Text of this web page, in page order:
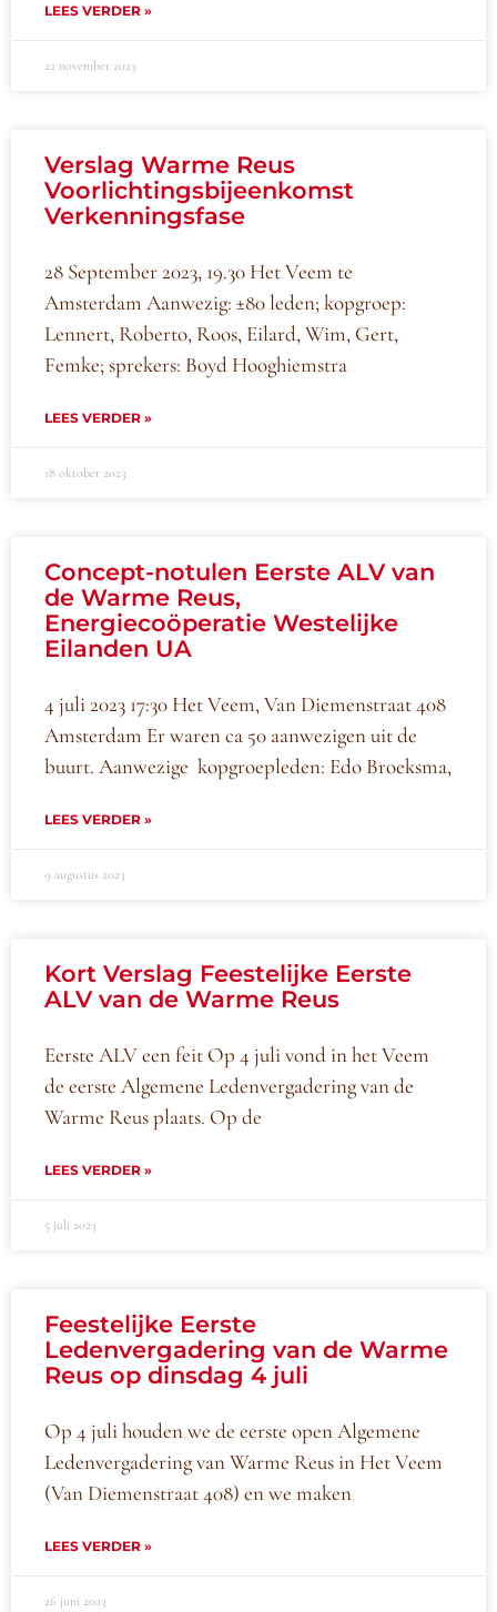
LEES VERDER »
22 november 2023
Verslag Warme Reus
Voorlichtingsbijeenkomst
Verkenningsfase
28 September 2023, 19.30 Het Veem te
Amsterdam Aanwezig: ±80 leden; kopgroep:
Lennert, Roberto, Roos, Eilard, Wim, Gert,
Femke; sprekers: Boyd Hooghiemstra
LEES VERDER »
18 oktober 2023
Concept-notulen Eerste ALV van
de Warme Reus,
Energiecoöperatie Westelijke
Eilanden UA
4 juli 2023 17:30 Het Veem, Van Diemenstraat 408
Amsterdam Er waren ca 50 aanwezigen uit de
buurt. Aanwezige kopgroepleden: Edo Broeksma,
LEES VERDER »
9 augustus 2023
Kort Verslag Feestelijke Eerste
ALV van de Warme Reus
Eerste ALV een feit Op 4 juli vond in het Veem
de eerste Algemene Ledenvergadering van de
Warme Reus plaats. Op de
LEES VERDER »
5 juli 2023
Feestelijke Eerste
Ledenvergadering van de Warme
Reus op dinsdag 4 juli
Op 4 juli houden we de eerste open Algemene
Ledenvergadering van Warme Reus in Het Veem
(Van Diemenstraat 408) en we maken
LEES VERDER »
26 juni 2023